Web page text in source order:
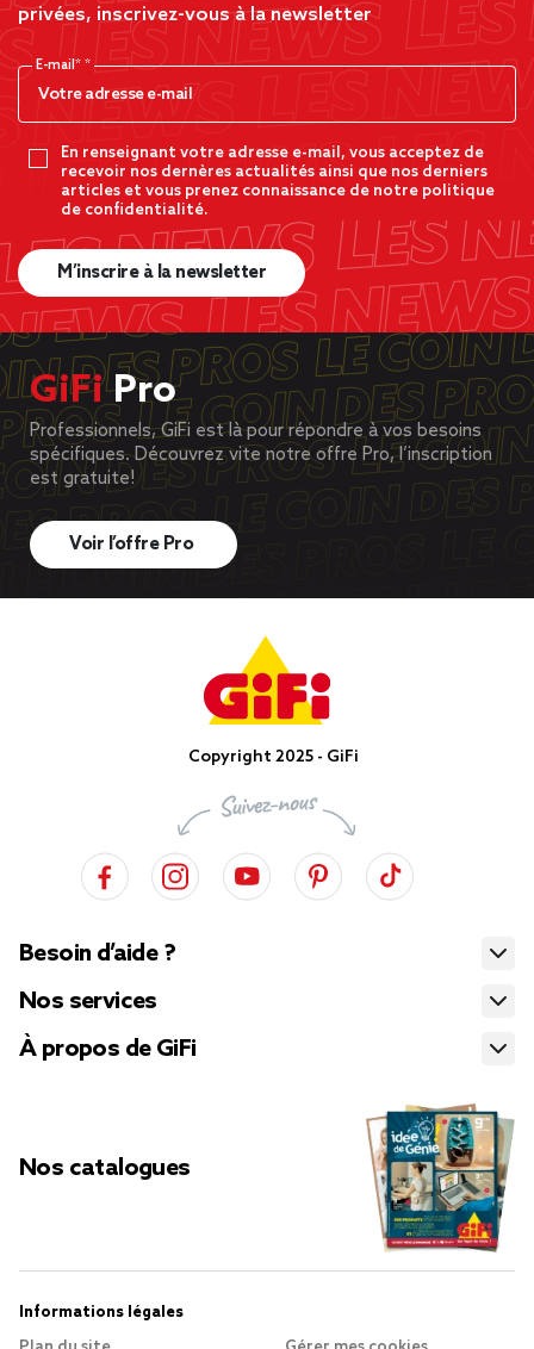
privées, inscrivez-vous à la newsletter
E-mail*
En renseignant votre adresse e-mail, vous acceptez de
recevoir nos dernères actualités ainsi que nos derniers
articles et vous prenez connaissance de notre politique
de confidentialité.
M’inscrire à la newsletter
GiFiPro
Professionnels, GiFi est là pour répondre à vos besoins
spécifiques. Découvrez vite notre offre Pro, l’inscription
est gratuite!
Voir l’offre Pro
Copyright 2025 - GiFi
Besoin d’aide ?
Nos services
À propos de GiFi
Nos catalogues
Informations légales